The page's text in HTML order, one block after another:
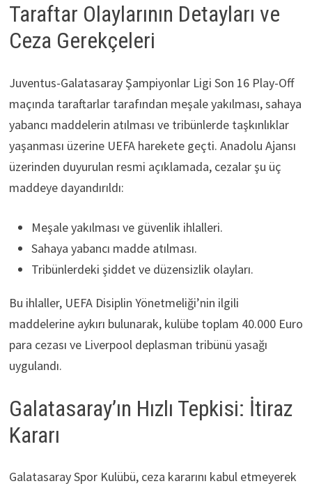
Taraftar Olaylarının Detayları ve
Ceza Gerekçeleri
Juventus-Galatasaray Şampiyonlar Ligi Son 16 Play-Off
maçında taraftarlar tarafından meşale yakılması, sahaya
yabancı maddelerin atılması ve tribünlerde taşkınlıklar
yaşanması üzerine UEFA harekete geçti. Anadolu Ajansı
üzerinden duyurulan resmi açıklamada, cezalar şu üç
maddeye dayandırıldı:
Meşale yakılması ve güvenlik ihlalleri.
Sahaya yabancı madde atılması.
Tribünlerdeki şiddet ve düzensizlik olayları.
Bu ihlaller, UEFA Disiplin Yönetmeliği’nin ilgili
maddelerine aykırı bulunarak, kulübe toplam 40.000 Euro
para cezası ve Liverpool deplasman tribünü yasağı
uygulandı.
Galatasaray’ın Hızlı Tepkisi: İtiraz
Kararı
Galatasaray Spor Kulübü, ceza kararını kabul etmeyerek